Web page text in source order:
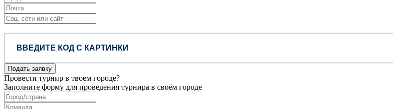
Подать заявку
Провести турнир в твоем городе?
Заполните форму для проведения турнира в своём городе